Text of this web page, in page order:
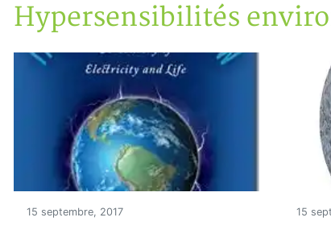
Accueil
Articles
Maisons saines
Hypersensibilités environnementales
Hypersensibilités
15 septembre, 2017 15